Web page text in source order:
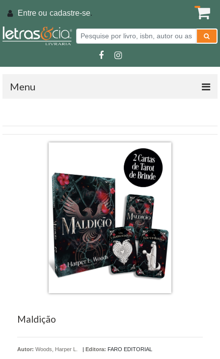
Entre ou cadastre-se.
Menu
Maldição
Autor: Woods, Harper L. | Editora: FARO EDITORIAL